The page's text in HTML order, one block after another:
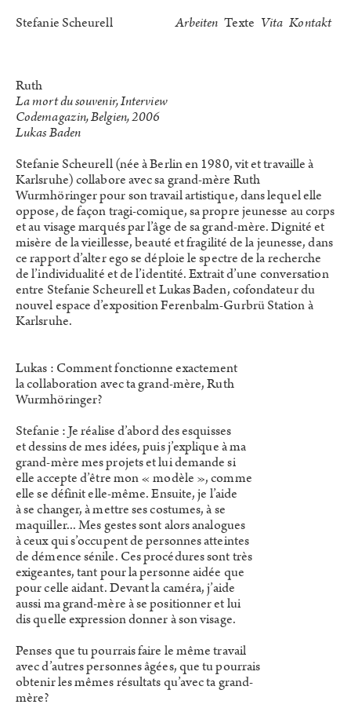
Stefanie Scheurell Arbeiten Texte Vita Kontakt
Ruth
La mort du souvenir, Interview
Codemagazin, Belgien, 2006
Lukas Baden
Stefanie Scheurell (née à Berlin en 1980, vit et travaille à
Karlsruhe) collabore avec sa grand-mère Ruth
Wurmhöringer pour son travail artistique, dans lequel elle
oppose, de façon tragi-comique, sa propre jeunesse au corps
et au visage marqués par l’âge de sa grand-mère. Dignité et
misère de la vieillesse, beauté et fragilité de la jeunesse, dans
ce rapport d’alter ego se déploie le spectre de la recherche
de l’individualité et de l’identité. Extrait d’une conversation
entre Stefanie Scheurell et Lukas Baden, cofondateur du
nouvel espace d’exposition Ferenbalm-Gurbrü Station à
Karlsruhe.
Lukas : Comment fonctionne exactement
la collaboration avec ta grand-mère, Ruth
Wurmhöringer?
Stefanie : Je réalise d’abord des esquisses
et dessins de mes idées, puis j’explique à ma
grand-mère mes projets et lui demande si
elle accepte d’être mon « modèle », comme
elle se définit elle-même. Ensuite, je l’aide
à se changer, à mettre ses costumes, à se
maquiller... Mes gestes sont alors analogues
à ceux qui s’occupent de personnes atteintes
de démence sénile. Ces procédures sont très
exigeantes, tant pour la personne aidée que
pour celle aidant. Devant la caméra, j’aide
aussi ma grand-mère à se positionner et lui
dis quelle expression donner à son visage.
Penses que tu pourrais faire le même travail
avec d’autres personnes âgées, que tu pourrais
obtenir les mêmes résultats qu’avec ta grand-
mère?